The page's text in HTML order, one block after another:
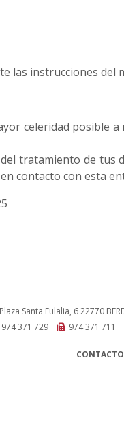
las instrucciones del
celeridad posible
tratamiento de tus
contacto con esta
Plaza Santa Eulalia, 622770
974 371 729
974 371 711
CONTACTO